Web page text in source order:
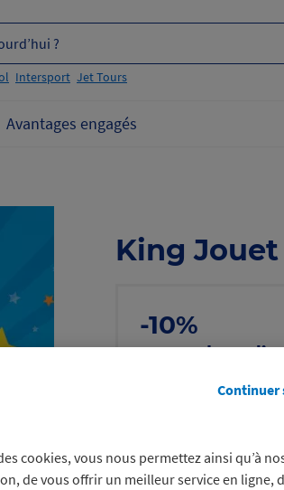
?
Intersport Jet Tours
Avantages engagés
King Jouet
-10%
sur un bon
Voir les conditions
cookies, vous nous permettez ainsi qu’à
de vous offrir un meilleur service en ligne,
Continuer